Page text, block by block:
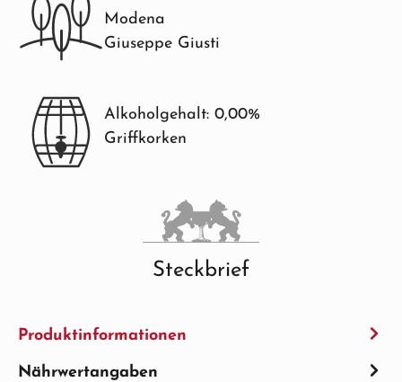
Modena
Giuseppe Giusti
Alkoholgehalt: 0,00%
Griffkorken
Steckbrief
Produktinformationen
Nährwertangaben